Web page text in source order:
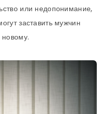
или недопонимание,
заставить мужчин
новому.